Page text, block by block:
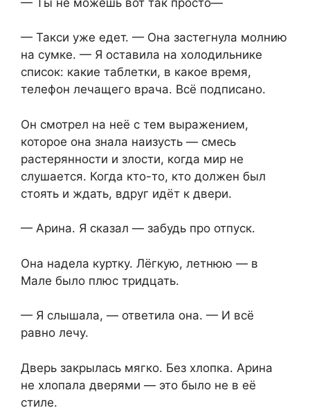
— Такси уже едет. — Она застегнула молнию
на сумке. — Я оставила на холодильнике
список: какие таблетки, в какое время,
телефон лечащего врача. Всё подписано.
Он смотрел на неё с тем выражением,
которое она знала наизусть — смесь
растерянности и злости, когда мир не
слушается. Когда кто-то, кто должен был
стоять и ждать, вдруг идёт к двери.
— Арина. Я сказал — забудь про отпуск.
Она надела куртку. Лёгкую, летнюю — в
Мале было плюс тридцать.
— Я слышала, — ответила она. — И всё
равно лечу.
Дверь закрылась мягко. Без хлопка. Арина
не хлопала дверями — это было не в её
стиле.